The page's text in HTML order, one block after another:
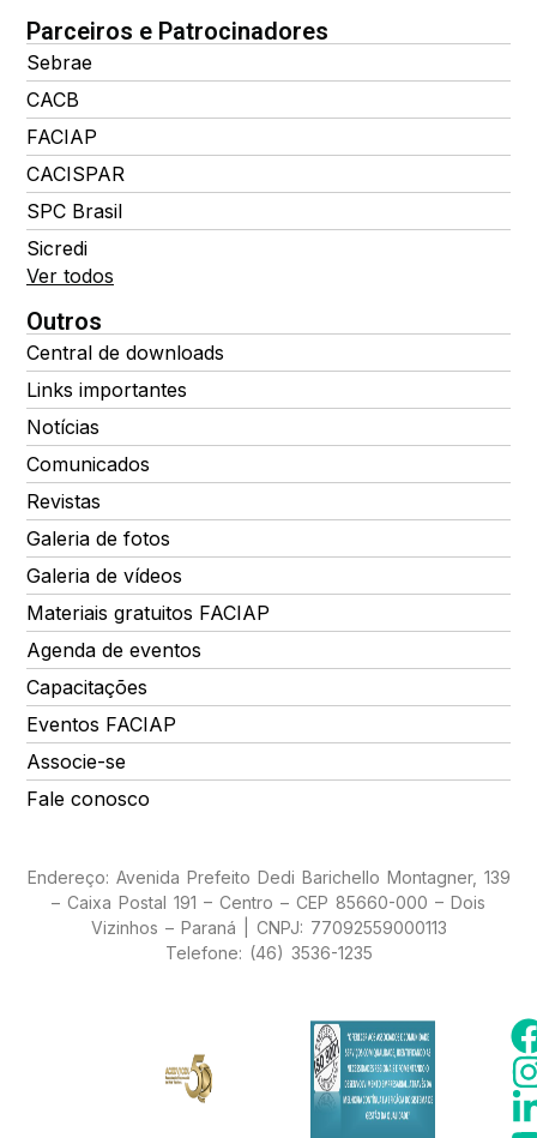
Parceiros e Patrocinadores
Sebrae
CACB
FACIAP
CACISPAR
SPC Brasil
Sicredi
Ver todos
Outros
Central de downloads
Links importantes
Notícias
Comunicados
Revistas
Galeria de fotos
Galeria de vídeos
Materiais gratuitos FACIAP
Agenda de eventos
Capacitações
Eventos FACIAP
Associe-se
Fale conosco
Endereço: Avenida Prefeito Dedi Barichello Montagner, 139
– Caixa Postal 191 – Centro – CEP 85660-000 – Dois
Vizinhos – Paraná | CNPJ: 77092559000113
Telefone: (46) 3536-1235